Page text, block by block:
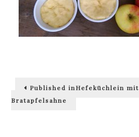
Beitragsnavigation
Published inHefeküchlein mit
Bratapfelsahne